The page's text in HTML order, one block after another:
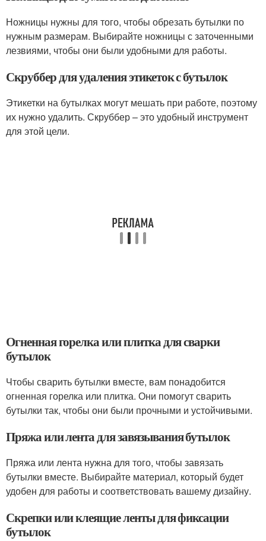
Ножницы нужны для того, чтобы обрезать бутылки по
нужным размерам. Выбирайте ножницы с заточенными
лезвиями, чтобы они были удобными для работы.
Скруббер для удаления этикеток с бутылок
Этикетки на бутылках могут мешать при работе, поэтому
их нужно удалить. Скруббер – это удобный инструмент
для этой цели.
Огненная горелка или плитка для сварки
бутылок
Чтобы сварить бутылки вместе, вам понадобится
огненная горелка или плитка. Они помогут сварить
бутылки так, чтобы они были прочными и устойчивыми.
Пряжа или лента для завязывания бутылок
Пряжа или лента нужна для того, чтобы завязать
бутылки вместе. Выбирайте материал, который будет
удобен для работы и соответствовать вашему дизайну.
Скрепки или клеящие ленты для фиксации
бутылок